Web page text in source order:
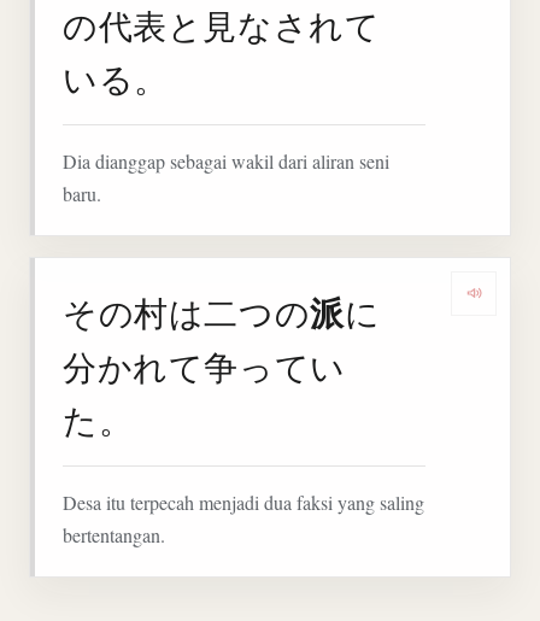
の代表と見なされて
いる。
Dia dianggap sebagai wakil dari aliran seni
baru.
その村は二つの派に
分かれて争ってい
た。
Desa itu terpecah menjadi dua faksi yang saling
bertentangan.